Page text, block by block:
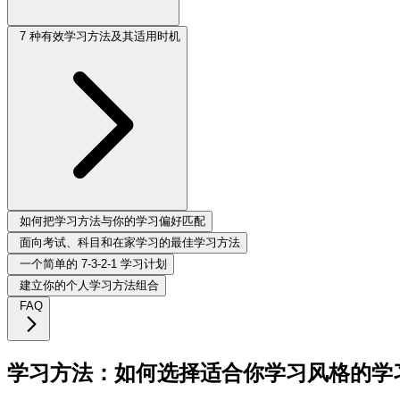
7 种有效学习方法及其适用时机
如何把学习方法与你的学习偏好匹配
面向考试、科目和在家学习的最佳学习方法
一个简单的 7-3-2-1 学习计划
建立你的个人学习方法组合
FAQ
学习方法：如何选择适合你学习风格的学